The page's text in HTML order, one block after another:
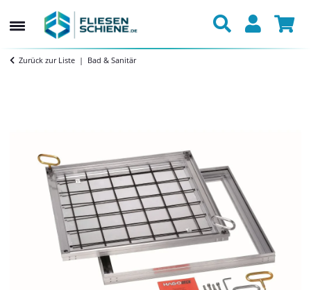
Zurück zur Liste Bad & Sanitär